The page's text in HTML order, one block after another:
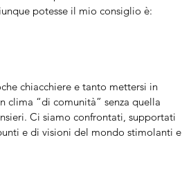
potesse il mio consiglio è:
chiacchiere e tanto mettersi in
clima “di comunità” senza quella
Ci siamo confrontati, supportati
e di visioni del mondo stimolanti e